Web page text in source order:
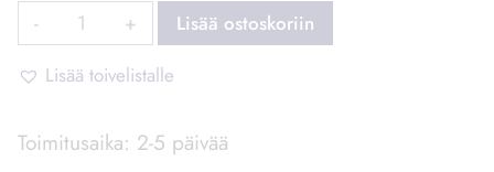
Pyyhekyltti
Peppu
määrä
Lisää ostoskoriin
Lisää toivelistalle
Toimitusaika: 2-5 päivää